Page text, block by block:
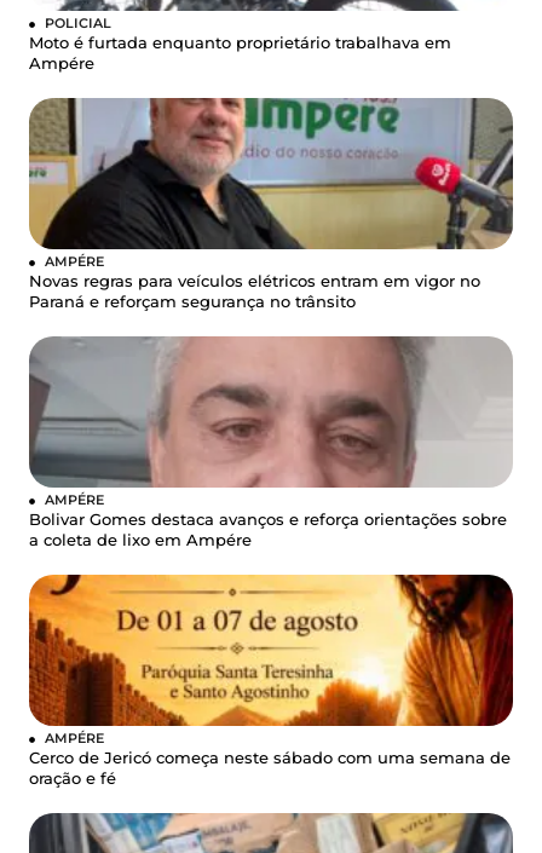
POLICIAL
Moto é furtada enquanto proprietário trabalhava em
Ampére
AMPÉRE
Novas regras para veículos elétricos entram em vigor no
Paraná e reforçam segurança no trânsito
AMPÉRE
Bolivar Gomes destaca avanços e reforça orientações sobre
a coleta de lixo em Ampére
AMPÉRE
Cerco de Jericó começa neste sábado com uma semana de
oração e fé